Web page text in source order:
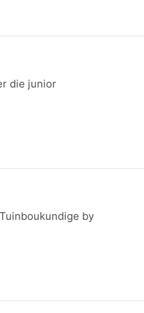
die junior
by